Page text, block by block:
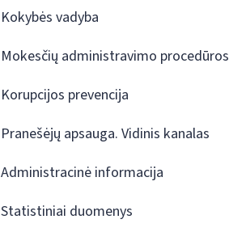
Kokybės vadyba
Mokesčių administravimo procedūros
Korupcijos prevencija
Pranešėjų apsauga. Vidinis kanalas
Administracinė informacija
Statistiniai duomenys